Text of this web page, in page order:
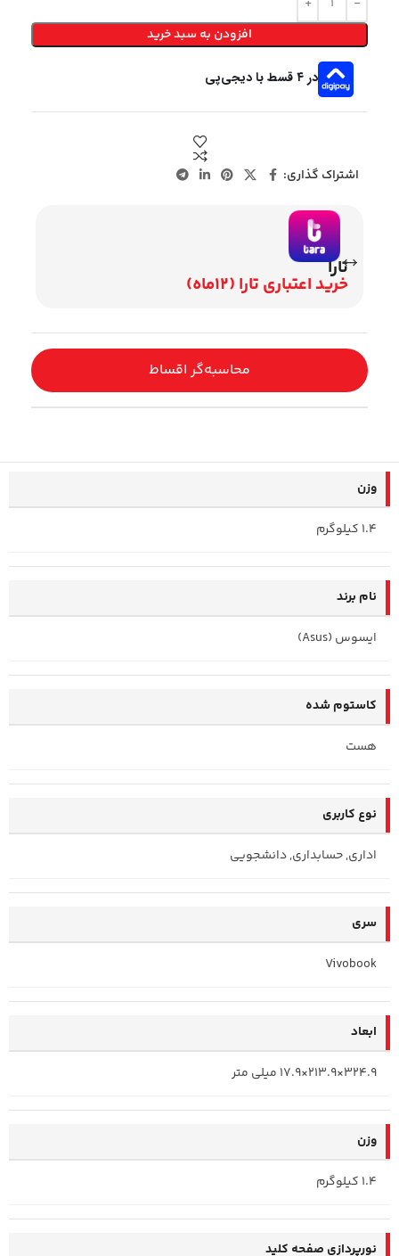
افزودن به سبد خرید
در ۴ قسط با دیجی‌پی
اشتراک گذاری:
تارا
خرید اعتباری تارا (12ماه)
محاسبه‌گر اقساط
وزن
1.4 کیلوگرم
نام برند
ایسوس (Asus)
کاستوم شده
هست
نوع کاربری
اداری, حسابداری, دانشجویی
سری
Vivobook
ابعاد
324.9×213.9×17.9 میلی متر
وزن
1.4 کیلوگرم
نورپردازی صفحه کلید